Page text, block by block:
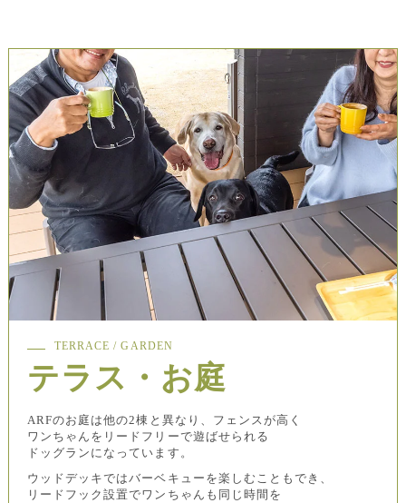
TERRACE / GARDEN
テラス・お庭
ARFのお庭は他の2棟と異なり、フェンスが高く
ワンちゃんをリードフリーで遊ばせられる
ドッグランになっています。
ウッドデッキではバーベキューを楽しむこともでき、
リードフック設置でワンちゃんも同じ時間を